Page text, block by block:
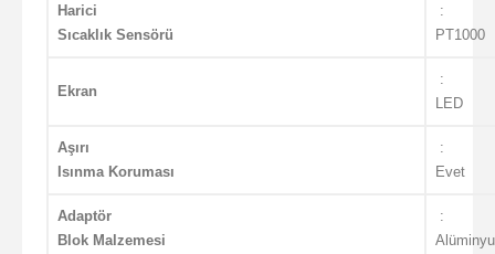
Harici
Sıcaklık Sensörü
:
PT1000
Ekran
:
LED
Aşırı
Isınma Koruması
:
Evet
Adaptör
Blok Malzemesi
: